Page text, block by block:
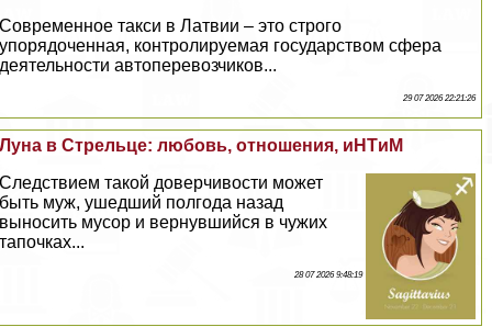
Современное такси в Латвии – это строго
упорядоченная, контролируемая государством сфера
деятельности автоперевозчиков...
29 07 2026 22:21:26
Луна в Стрельце: любовь, отношения, иHTиM
Следствием такой доверчивости может
быть муж, ушедший полгода назад
выносить мусор и вернувшийся в чужих
тапочках...
28 07 2026 9:48:19